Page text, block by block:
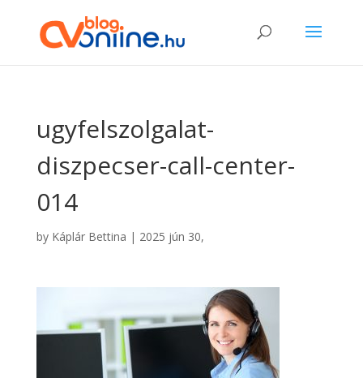
ugyfelszolgalat-
diszpecser-call-center-
014
by Káplár Bettina | 2025 jún 30,